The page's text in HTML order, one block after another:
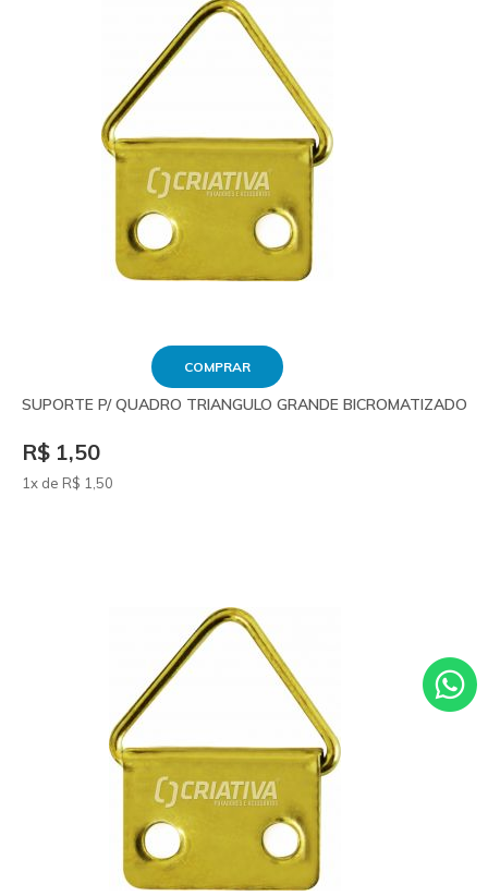
COMPRAR
SUPORTE P/ QUADRO TRIANGULO GRANDE BICROMATIZADO
R$ 1,50
1x de R$ 1 ,50